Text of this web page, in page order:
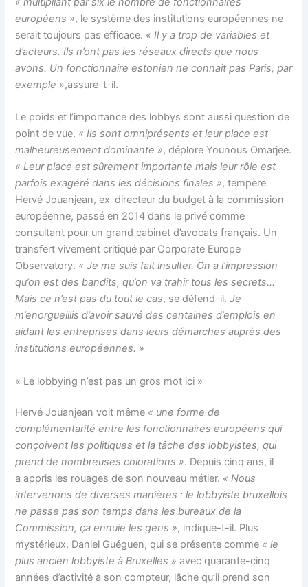
européens », le système des institutions européennes ne
serait toujours pas efficace. « Il y a trop de variables et
d’acteurs. Ils n’ont pas les réseaux directs que nous
avons. Un fonctionnaire estonien ne connaît pas Paris, par
exemple »,assure-t-il.
Le poids et l’importance des lobbys sont aussi question de
point de vue. « Ils sont omniprésents et leur place est
malheureusement dominante », déplore Younous Omarjee.
« Leur place est sûrement importante mais leur rôle est
parfois exagéré dans les décisions finales », tempère
Hervé Jouanjean, ex-directeur du budget à la commission
européenne, passé en 2014 dans le privé comme
consultant pour un grand cabinet d’avocats français. Un
transfert vivement critiqué par Corporate Europe
Observatory. « Je me suis fait insulter. On a l’impression
qu’on est des bandits, qu’on va trahir tous les secrets…
Mais ce n’est pas du tout le cas, se défend-il.Je
m’enorgueillis d’avoir sauvé des centaines d’emplois en
aidant les entreprises dans leurs démarches auprès des
institutions européennes. »
« Le lobbying n’est pas un gros mot ici »
Hervé Jouanjean voit même « une forme de
complémentarité entre les fonctionnaires européens qui
conçoivent les politiques et la tâche des lobbyistes, qui
prend de nombreuses colorations ». Depuis cinq ans, il
a appris les rouages de son nouveau métier. « Nous
intervenons de diverses manières : le lobbyiste bruxellois
ne passe pas son temps dans les bureaux de la
Commission, ça ennuie les gens », indique-t-il. Plus
mystérieux, Daniel Guéguen, qui se présente comme « le
plus ancien lobbyiste à Bruxelles » avec quarante-cinq
années d’activité à son compteur, lâche qu’il prend son